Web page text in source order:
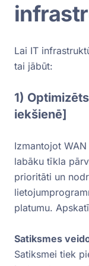
Lai IT
tai jābūt:
1)
iekšienē]
Izmantojot
labāku tīkla
prioritāti un
platumu.
Satiksmes
Satiksmei tiek